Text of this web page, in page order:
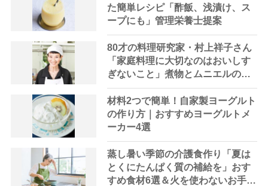
た簡単レシピ「酢飯、浅漬け、ス
ープにも」管理栄養士提案
80才の料理研究家・村上祥子さん
「家庭料理に大切なのはおいしす
ぎないこと」煮物とムニエルのレ
シピも紹介
材料2つで簡単！自家製ヨーグルト
の作り方｜おすすめヨーグルトメ
ーカー4選
蒸し暑い季節の介護食作り「夏は
とくにたんぱく質の補給を」おす
すめ食材6選＆火を使わないお手軽